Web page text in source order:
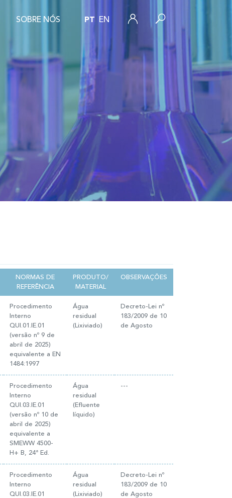
SOBRE NÓS PT EN
NORMAS DE
REFERÊNCIA
PRODUTO/
MATERIAL
OBSERVAÇÕES
Procedimento
Interno
QUI.01.IE.01
(versão nº 9 de
abril de 2025)
equivalente a EN
1484:1997
Água
residual
(Lixiviado)
Decreto-Lei nº
183/2009 de 10
de Agosto
Procedimento
Interno
QUI.03.IE.01
(versão nº 10 de
abril de 2025)
equivalente a
SMEWW 4500-
H+ B, 24ª Ed.
Água
residual
(Efluente
líquido)
---
Procedimento
Interno
QUI.03.IE.01
Água
residual
(Lixiviado)
Decreto-Lei nº
183/2009 de 10
de Agosto